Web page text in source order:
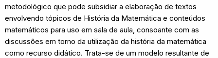
metodológico que pode subsidiar a elaboração de textos
envolvendo tópicos de História da Matemática e conteúdos
matemáticos para uso em sala de aula, consoante com as
discussões em torno da utilização da história da matemática
como recurso didático. Trata-se de um modelo resultante de